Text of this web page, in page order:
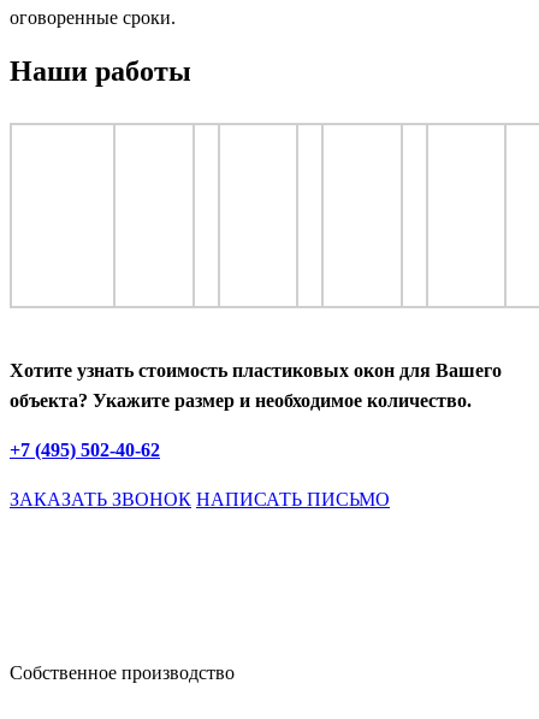
оговоренные сроки.
Наши работы
Хотите узнать стоимость пластиковых окон для Вашего
объекта? Укажите размер и необходимое количество.
+7 (495) 502-40-62
ЗАКАЗАТЬ ЗВОНОК НАПИСАТЬ ПИСЬМО
Собственное производство